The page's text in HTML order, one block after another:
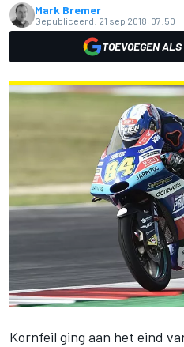
Mark Bremer
Gepubliceerd: 21 sep 2018, 07:50
TOEVOEGEN ALS
Kornfeil ging aan het eind